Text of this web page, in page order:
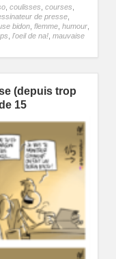
coulisses courses
de presse
bidon flemme humour
l'oeil de na! mauvaise
(depuis trop
15